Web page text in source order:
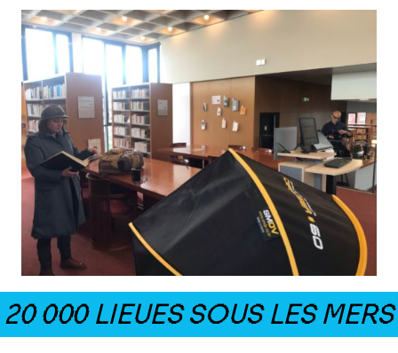
20 000 LIEUES SOUS LES MERS